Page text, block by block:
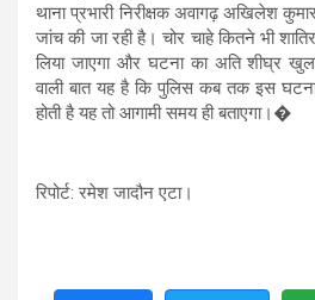
थाना प्रभारी निरीक्षक अवागढ़ अखिलेश
जांच की जा रही है। चोर चाहे कितने भी
लिया जाएगा और घटना का अति शीघ्र
वाली बात यह है कि पुलिस कब तक इस
होती है यह तो आगामी समय ही बताएगा।�
रिपोर्ट: रमेश जादौन एटा।